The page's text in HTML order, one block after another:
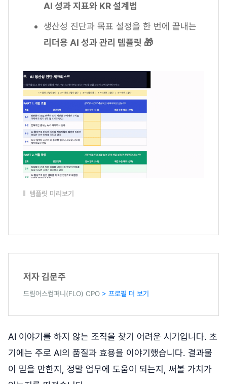
AI 성과 지표와 KR 설계법
생산성 진단과 목표 설정을 한 번에 끝내는
리더용 AI 성과 관리 템플릿 🎁
템플릿 미리보기
저자 김문주
드림어스컴퍼니(FLO) CPO > 프로필 더 보기
AI 이야기를 하지 않는 조직을 찾기 어려운 시기입니다. 초
기에는 주로 AI의 품질과 효용을 이야기했습니다. 결과물
이 믿을 만한지, 정말 업무에 도움이 되는지, 써볼 가치가